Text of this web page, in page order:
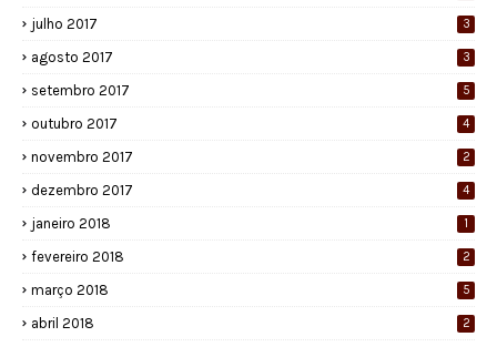
julho 2017 3
agosto 2017 3
setembro 2017 5
outubro 2017 4
novembro 2017 2
dezembro 2017 4
janeiro 2018 1
fevereiro 2018 2
março 2018 5
abril 2018 2